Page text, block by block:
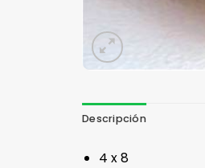
Descripción
4 x 8